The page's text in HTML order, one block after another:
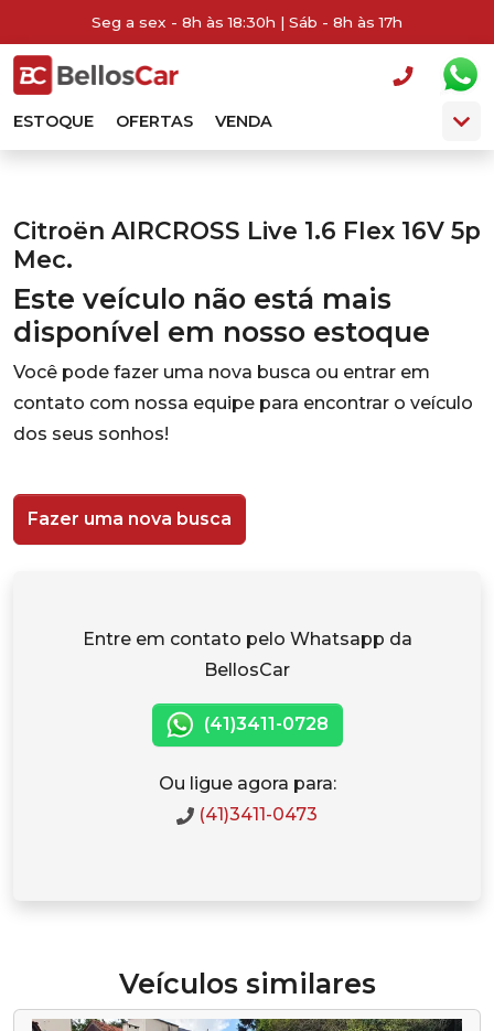
Seg a sex - 8h às 18:30h | Sáb - 8h às 17h
ESTOQUE OFERTAS VENDA
Citroën AIRCROSS Live 1.6 Flex 16V 5p
Mec.
Este veículo não está mais
disponível em nosso estoque
Você pode fazer uma nova busca ou entrar em
contato com nossa equipe para encontrar o veículo
dos seus sonhos!
Fazer uma nova busca
Entre em contato pelo Whatsapp da
BellosCar
(41)3411-0728
Ou ligue agora para:
(41)3411-0473
Veículos similares